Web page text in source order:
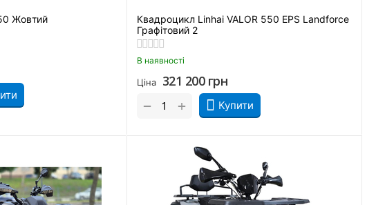
Жовтий
Квадроцикл Linhai VALOR 550 EPS Landforce
Графітовий 2
В наявності
Ціна 321 200 грн
Купити
+
−